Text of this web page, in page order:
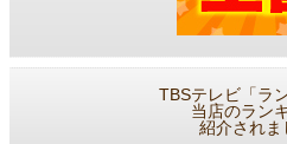
TBSテレビ「ラ
当店のラン
紹介されま